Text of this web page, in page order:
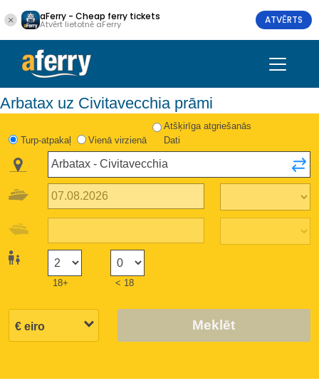
aFerry - Cheap ferry tickets
Atvērt lietotnē aFerry ATVĒRTS
Arbatax uz Civitavecchia prāmi
Turp-atpakaļ Vienā virzienā
Atšķirīga atgriešanās
Dati
18+ < 18
Meklēt